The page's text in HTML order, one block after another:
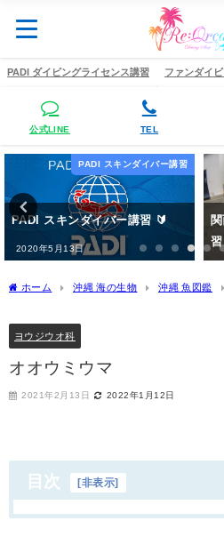
PADI ダイビングライセンス講習 ファンダイ
公式LINE TEL
ダイビングライセンス講習
関西ギャルズのアドバンス講
習 in恩納村
ホーム 沖縄 海の生物 沖縄 魚図鑑
ヨウジウオ科
オオウミウマ
2021年2月13日 2022年1月12日
目次 [非表示]